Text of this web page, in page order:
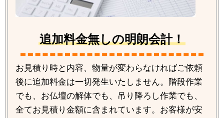
追加料金無しの明朗会計！
お見積り時と内容、物量が変わらなければご依頼
後に追加料金は一切発生いたしません。階段作業
でも、お仏壇の解体でも、吊り降ろし作業でも、
全てお見積り金額に含まれています。お客様が安